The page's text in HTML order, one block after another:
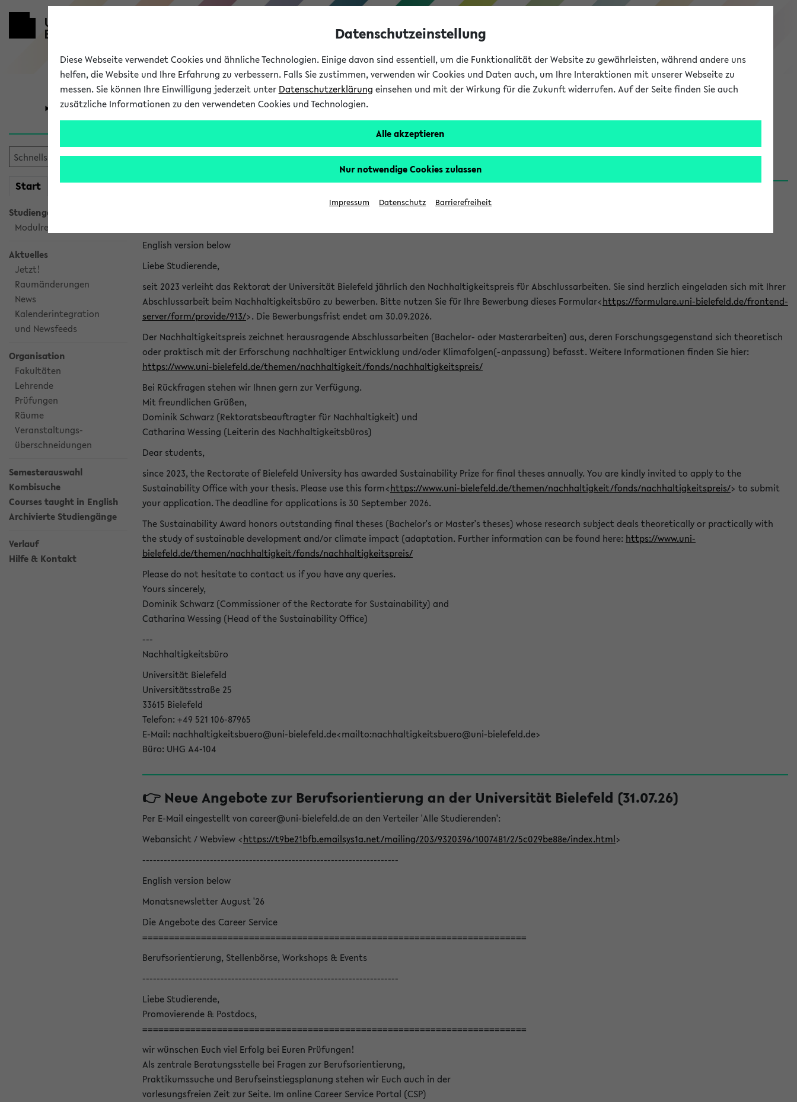
eKVV
Universität Forschung Studium
Start meineKVV
Studiengangsauswahl
Modulrecherche
Aktuelles
Jetzt!
Raumänderungen
News
Kalenderintegration
und Newsfeeds
Organisation
Fakultäten
Lehrende
Prüfungen
Räume
Veranstaltungs-
überschneidungen
Semesterauswahl
Kombisuche
Courses taught in English
Archivierte Studiengänge
Verlauf
Hilfe & Kontakt
eKVV News
Nachhaltigkeitspreis 2026: Bewerbungsphase gestartet (06.08.26)
English version below
Liebe Studierende,
seit 2023 verleiht das Rektorat der Universität Bielefeld jährlich den Nachhaltigkeitspreis für Abschlussarbeiten. Sie sind herzlich eingeladen sich mit Ihrer
Abschlussarbeit beim Nachhaltigkeitsbüro zu bewerben. Bitte nutzen Sie für Ihre Bewerbung dieses Formular<https://formulare.uni-bielefeld.de/frontend-
server/form/provide/913/>. Die Bewerbungsfrist endet am 30.09.2026.
Der Nachhaltigkeitspreis zeichnet herausragende Abschlussarbeiten (Bachelor- oder Masterarbeiten) aus, deren Forschungsgegenstand sich theoretisch
oder praktisch mit der Erforschung nachhaltiger Entwicklung und/oder Klimafolgen(-anpassung) befasst. Weitere Informationen finden Sie hier:
https://www.uni-bielefeld.de/themen/nachhaltigkeit/fonds/nachhaltigkeitspreis/
Bei Rückfragen stehen wir Ihnen gern zur Verfügung.
Mit freundlichen Grüßen,
Dominik Schwarz (Rektoratsbeauftragter für Nachhaltigkeit) und
Catharina Wessing (Leiterin des Nachhaltigkeitsbüros)
Dear students,
since 2023, the Rectorate of Bielefeld University has awarded Sustainability Prize for final theses annually. You are kindly invited to apply to the
Sustainability Office with your thesis. Please use this form<https://www.uni-bielefeld.de/themen/nachhaltigkeit/fonds/nachhaltigkeitspreis/> to submit
your application. The deadline for applications is 30 September 2026.
The Sustainability Award honors outstanding final theses (Bachelor's or Master's theses) whose research subject deals theoretically or practically with
the study of sustainable development and/or climate impact (adaptation. Further information can be found here: https://www.uni-
bielefeld.de/themen/nachhaltigkeit/fonds/nachhaltigkeitspreis/
Please do not hesitate to contact us if you have any queries.
Yours sincerely,
Dominik Schwarz (Commissioner of the Rectorate for Sustainability) and
Catharina Wessing (Head of the Sustainability Office)
---
Nachhaltigkeitsbüro
Universität Bielefeld
Universitätsstraße 25
33615 Bielefeld
Telefon: +49 521 106-87965
E-Mail: nachhaltigkeitsbuero@uni-bielefeld.de<mailto:nachhaltigkeitsbuero@uni-bielefeld.de>
Büro: UHG A4-104
👉 Neue Angebote zur Berufsorientierung an der Universität Bielefeld (31.07.26)
Per E-Mail eingestellt von career@uni-bielefeld.de an den Verteiler 'Alle Studierenden':
Webansicht / Webview <https://t9be21bfb.emailsys1a.net/mailing/203/9320396/1007481/2/5c029be88e/index.html>
------------------------------------------------------------------------
English version below
Monatsnewsletter August '26
Die Angebote des Career Service
========================================================================
Berufsorientierung, Stellenbörse, Workshops & Events
------------------------------------------------------------------------
Liebe Studierende,
Promovierende & Postdocs,
========================================================================
wir wünschen Euch viel Erfolg bei Euren Prüfungen!
Als zentrale Beratungsstelle bei Fragen zur Berufsorientierung,
Praktikumssuche und Berufseinstiegsplanung stehen wir Euch auch in der
vorlesungsfreien Zeit zur Seite. Im online Career Service Portal (CSP)
Datenschutzeinstellung
Diese Webseite verwendet Cookies und ähnliche Technologien. Einige davon sind essentiell, um die Funktionalität der Website zu gewährleisten, während andere uns
helfen, die Website und Ihre Erfahrung zu verbessern. Falls Sie zustimmen, verwenden wir Cookies und Daten auch, um Ihre Interaktionen mit unserer Webseite zu
messen. Sie können Ihre Einwilligung jederzeit unter Datenschutzerklärung einsehen und mit der Wirkung für die Zukunft widerrufen. Auf der Seite finden Sie auch
zusätzliche Informationen zu den verwendeten Cookies und Technologien.
Alle akzeptieren
Nur notwendige Cookies zulassen
Impressum Datenschutz Barrierefreiheit